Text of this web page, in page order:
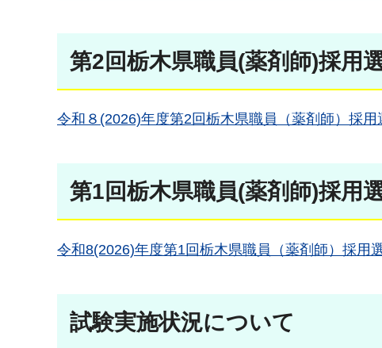
第2回栃木県職員(薬剤師)採用
令和８(2026)年度第2回栃木県職員（薬剤師）採
第1回栃木県職員(薬剤師)採用
令和8(2026)年度第1回栃木県職員（薬剤師）採用
試験実施状況について